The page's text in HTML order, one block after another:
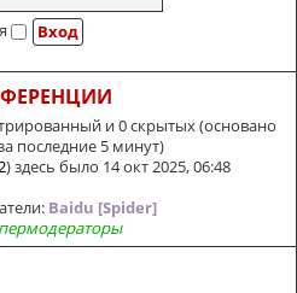
и 0 скрытых (основано
последние 5 минут)
) здесь было 14 окт 2025, 06:48
Baidu [Spider]